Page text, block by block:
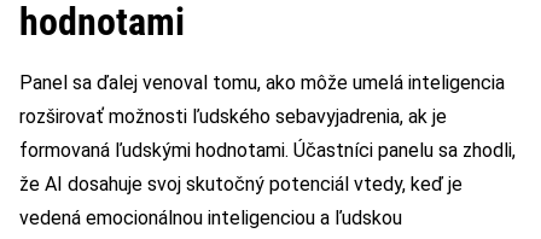
hodnotami
Panel sa ďalej venoval tomu, ako môže umelá inteligencia
rozširovať možnosti ľudského sebavyjadrenia, ak je
formovaná ľudskými hodnotami. Účastníci panelu sa zhodli,
že AI dosahuje svoj skutočný potenciál vtedy, keď je
vedená emocionálnou inteligenciou a ľudskou